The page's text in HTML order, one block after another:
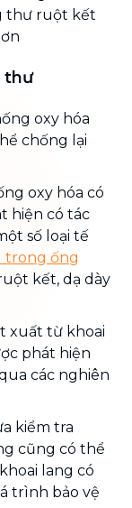
thư ruột kết
thư
oxy hóa
chống lại
oxy hóa có
hiện có tác
số loại tế
trong ống
kết, dạ dày
xuất từ ​​khoai
phát hiện
các nghiên
kiểm tra
cũng có thể
lang có
trình bảo vệ